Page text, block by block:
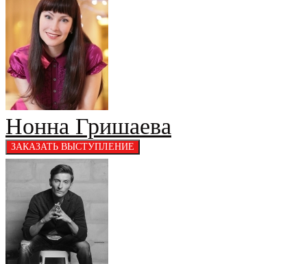
Нонна Гришаева